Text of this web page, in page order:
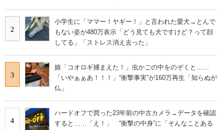
2
小学生に「ママー！ヤギー！」と言われた愛犬→とんで
もない姿が480万表示「どう見ても犬ですけど？って顔
してる」「ストレス消え去った」
3
娘「コオロギ捕まえた！」虫かごの中をのぞくと……
「いやぁぁあ！！！」“衝撃事実”が160万再生「知らぬが
仏」
4
ハードオフで買った23年前の中古カメラ→データを確認
すると……「え！」 “衝撃の中身”に「そんなことある